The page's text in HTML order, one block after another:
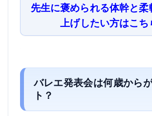
先生に褒められる体幹と
上げしたい方はこち
バレエ発表会は何歳から
ト？